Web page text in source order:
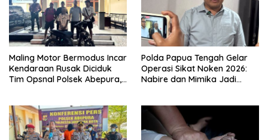
Maling Motor Bermodus Incar
Kendaraan Rusak Diciduk
Tim Opsnal Polsek Abepura,
Polda Papua Tengah Gelar
Operasi Sikat Noken 2026:
Nabire dan Mimika Jadi